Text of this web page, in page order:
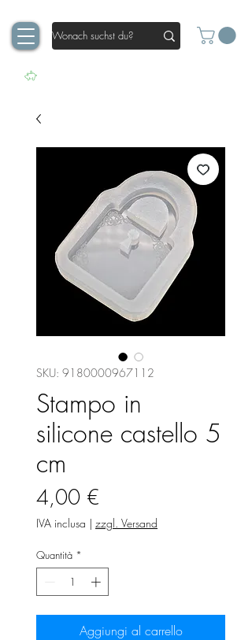
SKU: 9180000967112
Stampo in
silicone castello 5
cm
4,00 €
IVA inclusa | zzgl. Versand
Quantità *
Aggiungi al carrello